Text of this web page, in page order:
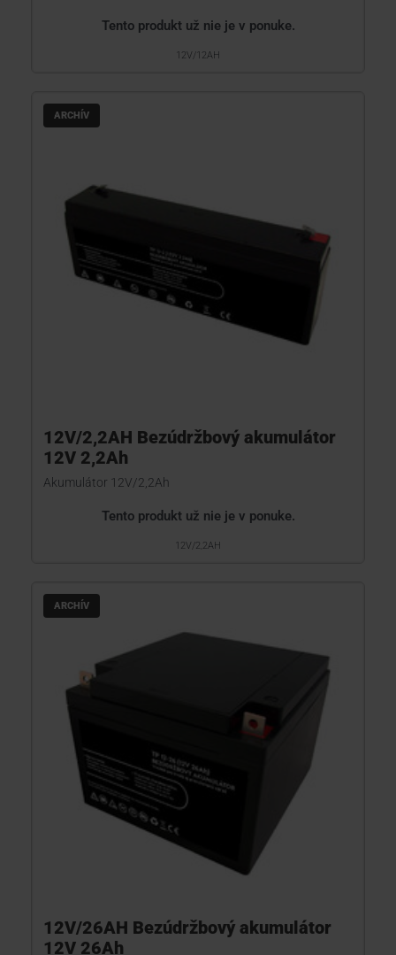
Tento produkt už nie je v ponuke.
12V/12AH
ARCHÍV
12V/2,2AH Bezúdržbový akumulátor
12V 2,2Ah
Akumulátor 12V/2,2Ah
Tento produkt už nie je v ponuke.
12V/2,2AH
ARCHÍV
12V/26AH Bezúdržbový akumulátor
12V 26Ah